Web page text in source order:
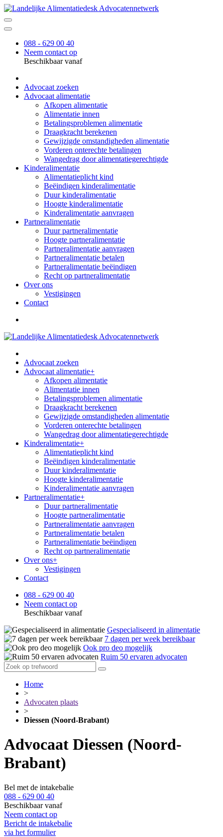
088 - 629 00 40
Neem contact op
Beschikbaar vanaf
Advocaat zoeken
Advocaat alimentatie
Afkopen alimentatie
Alimentatie innen
Betalingsproblemen alimentatie
Draagkracht berekenen
Gewijzigde omstandigheden alimentatie
Vorderen onterechte betalingen
Wangedrag door alimentatiegerechtigde
Kinderalimentatie
Alimentatieplicht kind
Beëindigen kinderalimentatie
Duur kinderalimentatie
Hoogte kinderalimentatie
Kinderalimentatie aanvragen
Partneralimentatie
Duur partneralimentatie
Hoogte partneralimentatie
Partneralimentatie aanvragen
Partneralimentatie betalen
Partneralimentatie beëindigen
Recht op partneralimentatie
Over ons
Vestigingen
Contact
Advocaat zoeken
Advocaat alimentatie+
Afkopen alimentatie
Alimentatie innen
Betalingsproblemen alimentatie
Draagkracht berekenen
Gewijzigde omstandigheden alimentatie
Vorderen onterechte betalingen
Wangedrag door alimentatiegerechtigde
Kinderalimentatie+
Alimentatieplicht kind
Beëindigen kinderalimentatie
Duur kinderalimentatie
Hoogte kinderalimentatie
Kinderalimentatie aanvragen
Partneralimentatie+
Duur partneralimentatie
Hoogte partneralimentatie
Partneralimentatie aanvragen
Partneralimentatie betalen
Partneralimentatie beëindigen
Recht op partneralimentatie
Over ons+
Vestigingen
Contact
088 - 629 00 40
Neem contact op
Beschikbaar vanaf
Gespecialiseerd in alimentatie
7 dagen per week bereikbaar
Ook pro deo mogelijk
Ruim 50 ervaren advocaten
Home
>
Advocaten plaats
>
Diessen (Noord-Brabant)
Advocaat Diessen (Noord-
Brabant)
Bel met de intakebalie
088 - 629 00 40
Beschikbaar vanaf
Neem contact op
Bericht de intakebalie
via het formulier